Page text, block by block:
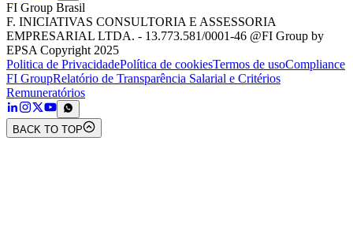
FI Group Brasil
F. INICIATIVAS CONSULTORIA E ASSESSORIA
EMPRESARIAL LTDA. - 13.773.581/0001-46 @FI Group by
EPSA Copyright 2025
Politica de PrivacidadePolítica de cookiesTermos de usoCompliance
FI GroupRelatório de Transparência Salarial e Critérios
Remuneratórios
BACK TO TOP